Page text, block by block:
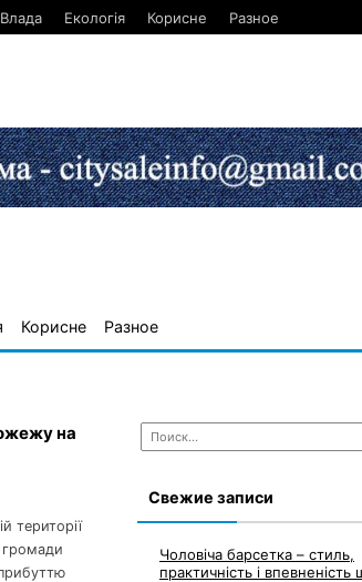
Влада Екологія Корисне Разное
Корисне Разное
на
території
громади
Найти:
Свежие записи
Чоловіча барсетка – стиль,
практичність і впевненість